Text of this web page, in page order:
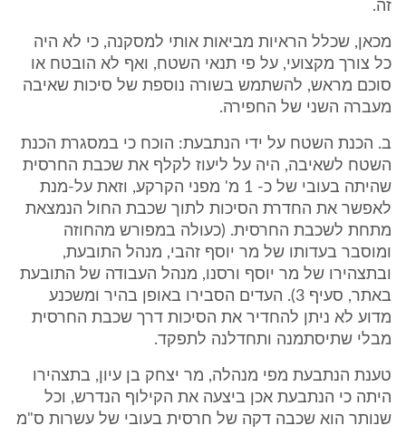
זה.
מכאן, שכלל הראיות מביאות אותי למסקנה, כי לא היה
כל צורך מקצועי, על פי תנאי השטח, ואף לא הובטח או
סוכם מראש, להשתמש בשורה נוספת של סיכות שאיבה
מעברה השני של החפירה.
ב. הכנת השטח על ידי הנתבעת: הוכח כי במסגרת הכנת
השטח לשאיבה, היה על ליעוז לקלף את שכבת החרסית
שהיתה בעובי של כ- 1 מ' מפני הקרקע, וזאת על-מנת
לאפשר את החדרת הסיכות לתוך שכבת החול הנמצאת
מתחת לשכבת החרסית. (כעולה במפורש מהחוזה
ומוסבר בעדותו של מר יוסף זהבי, מנהל התובעת,
ובתצהירו של מר יוסף ורסנו, מנהל העבודה של התובעת
באתר, סעיף 3). העדים הסבירו באופן בהיר ומשכנע
מדוע לא ניתן להחדיר את הסיכות דרך שכבת החרסית
מבלי שתיסתמנה ותחדלנה לתפקד.
טענת הנתבעת מפי מנהלה, מר יצחק בן עיון, בתצהירו
היתה כי הנתבעת אכן ביצעה את הקילוף הנדרש, וכל
שנותר הוא שכבה דקה של חרסית בעובי של עשרות ס"מ